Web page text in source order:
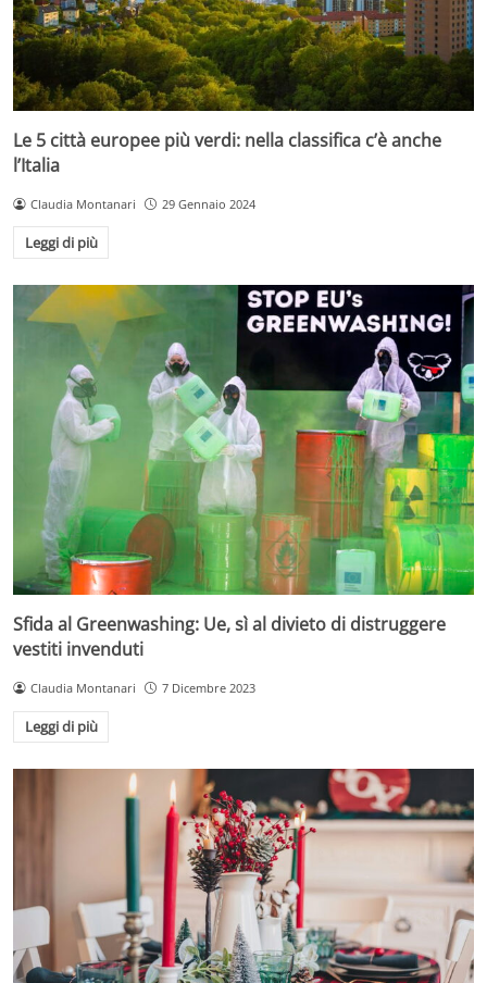
Le 5 città europee più verdi: nella classifica c’è anche
l’Italia
Claudia Montanari 29 Gennaio 2024
Leggi di più
Sfida al Greenwashing: Ue, sì al divieto di distruggere
vestiti invenduti
Claudia Montanari 7 Dicembre 2023
Leggi di più